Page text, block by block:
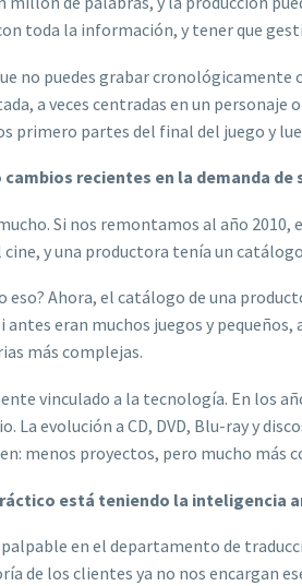
toda la información, y tener que
no puedes grabar cronológicamente
a veces centradas en un personaje
primero partes del final del juego y
cambios recientes en la demanda de
Si nos remontamos al año
y una productora tenía un
eso? Ahora, el catálogo de una
antes eran muchos juegos y
más complejas.
vinculado a la tecnología. En los
La evolución a CD, DVD, Blu-ray y
menos proyectos, pero mucho más
está teniendo la inteligencia
palpable en el departamento de
de los clientes ya no nos encargan